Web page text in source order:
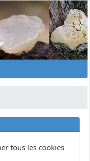
tous les cookies